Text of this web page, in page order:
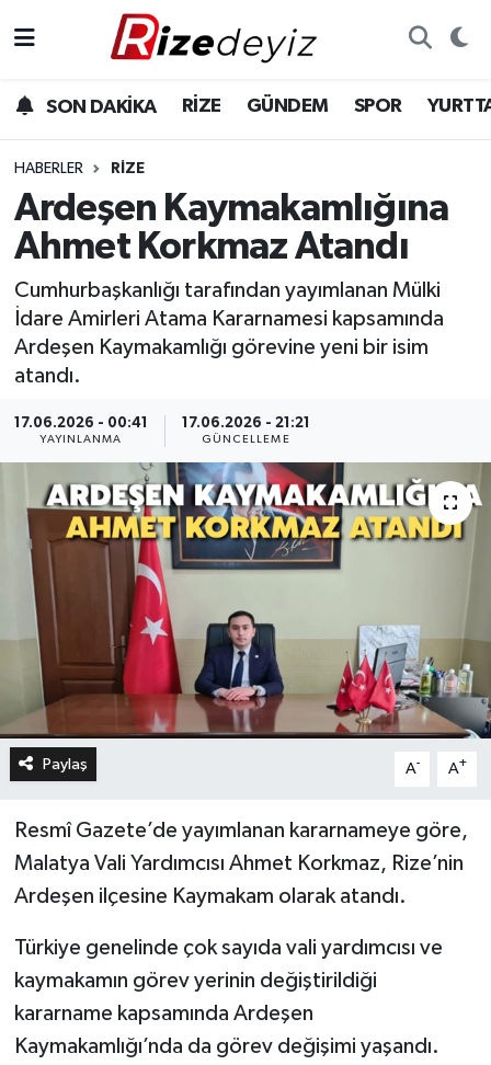
SON DAKİKA RİZE GÜNDEM SPOR
HABERLER RIZE
Ardeşen Kaymakamlığına
Ahmet Korkmaz Atandı
Cumhurbaşkanlığı tarafından yayımlanan Mülki
İdare Amirleri Atama Kararnamesi kapsamında
Ardeşen Kaymakamlığı görevine yeni bir isim
atandı.
17.06.2026 - 00:41
YAYINLANMA
17.06.2026 - 21:21
GÜNCELLEME
Paylaş A- A+
Resmî Gazete’de yayımlanan kararnameye göre,
Malatya Vali Yardımcısı Ahmet Korkmaz, Rize’nin
Ardeşen ilçesine Kaymakam olarak atandı.
Türkiye genelinde çok sayıda vali yardımcısı ve
kaymakamın görev yerinin değiştirildiği
kararname kapsamında Ardeşen
Kaymakamlığı’nda da görev değişimi yaşandı.
Gündem
Yurttan Haberler
Ekonomi
Teknoloji
Sağlık
Rize Hava Durumu
Rize Trafik Yoğunluk Haritası
Süper Lig Puan Durumu ve Fikstür
Tüm Manşetler
Son Dakika Haberleri
Haber Arşivi